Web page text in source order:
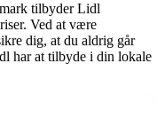
tilbyder Lidl
Ved at være
dig, at du aldrig går
har at tilbyde i din lokale